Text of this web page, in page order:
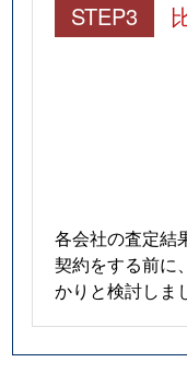
STEP3
各会社の査定結
契約をする前に
かりと検討しま